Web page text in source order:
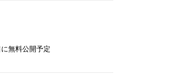
に無料公開予定